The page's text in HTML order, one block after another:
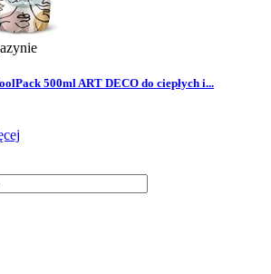
500ml ART DECO do ciepłych i...